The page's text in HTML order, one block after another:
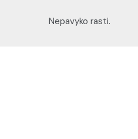
Nepavyko rasti.